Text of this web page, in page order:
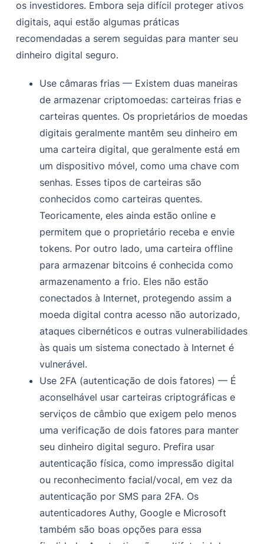
os investidores. Embora seja difícil proteger ativos
digitais, aqui estão algumas práticas
recomendadas a serem seguidas para manter seu
dinheiro digital seguro.
Use câmaras frias — Existem duas maneiras
de armazenar criptomoedas: carteiras frias e
carteiras quentes. Os proprietários de moedas
digitais geralmente mantêm seu dinheiro em
uma carteira digital, que geralmente está em
um dispositivo móvel, como uma chave com
senhas. Esses tipos de carteiras são
conhecidos como carteiras quentes.
Teoricamente, eles ainda estão online e
permitem que o proprietário receba e envie
tokens. Por outro lado, uma carteira offline
para armazenar bitcoins é conhecida como
armazenamento a frio. Eles não estão
conectados à Internet, protegendo assim a
moeda digital contra acesso não autorizado,
ataques cibernéticos e outras vulnerabilidades
às quais um sistema conectado à Internet é
vulnerável.
Use 2FA (autenticação de dois fatores) — É
aconselhável usar carteiras criptográficas e
serviços de câmbio que exigem pelo menos
uma verificação de dois fatores para manter
seu dinheiro digital seguro. Prefira usar
autenticação física, como impressão digital
ou reconhecimento facial/vocal, em vez da
autenticação por SMS para 2FA. Os
autenticadores Authy, Google e Microsoft
também são boas opções para essa